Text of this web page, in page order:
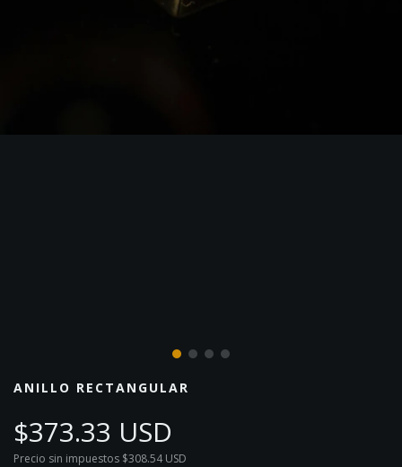
ANILLO RECTANGULAR
$373.33 USD
Precio sin impuestos $308.54 USD